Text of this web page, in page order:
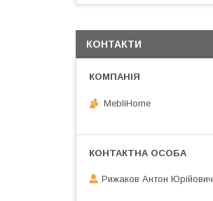
КОНТАКТИ
MebliHome
Рижаков Антон Юрійович